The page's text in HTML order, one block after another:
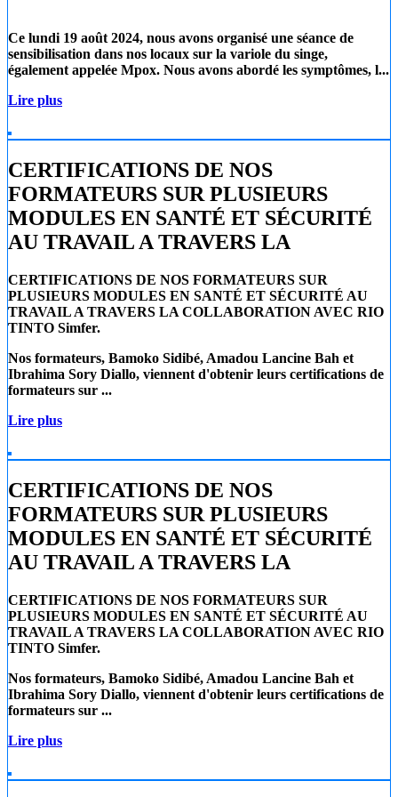
Ce lundi 19 août 2024, nous avons organisé une séance de
sensibilisation dans nos locaux sur la variole du singe,
également appelée Mpox. Nous avons abordé les symptômes, l...
Lire plus
CERTIFICATIONS DE NOS
FORMATEURS SUR PLUSIEURS
MODULES EN SANTÉ ET SÉCURITÉ
AU TRAVAIL A TRAVERS LA
CERTIFICATIONS DE NOS FORMATEURS SUR
PLUSIEURS MODULES EN SANTÉ ET SÉCURITÉ AU
TRAVAIL A TRAVERS LA COLLABORATION AVEC RIO
TINTO Simfer.
Nos formateurs, Bamoko Sidibé, Amadou Lancine Bah et
Ibrahima Sory Diallo, viennent d'obtenir leurs certifications de
formateurs sur ...
Lire plus
CERTIFICATIONS DE NOS
FORMATEURS SUR PLUSIEURS
MODULES EN SANTÉ ET SÉCURITÉ
AU TRAVAIL A TRAVERS LA
CERTIFICATIONS DE NOS FORMATEURS SUR
PLUSIEURS MODULES EN SANTÉ ET SÉCURITÉ AU
TRAVAIL A TRAVERS LA COLLABORATION AVEC RIO
TINTO Simfer.
Nos formateurs, Bamoko Sidibé, Amadou Lancine Bah et
Ibrahima Sory Diallo, viennent d'obtenir leurs certifications de
formateurs sur ...
Lire plus